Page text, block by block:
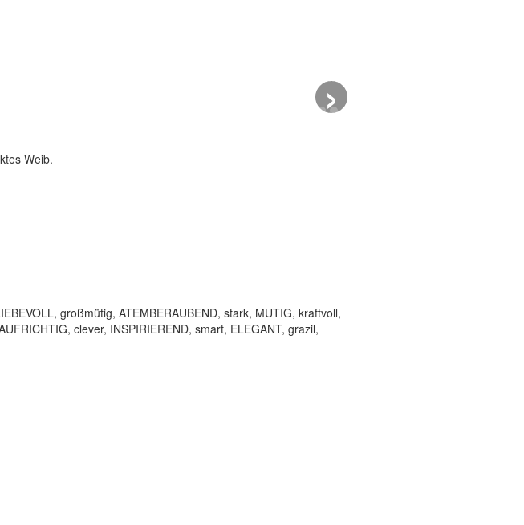
›
Weib.
großmütig, ATEMBERAUBEND, stark, MUTIG, kraftvoll,
clever, INSPIRIEREND, smart, ELEGANT, grazil,